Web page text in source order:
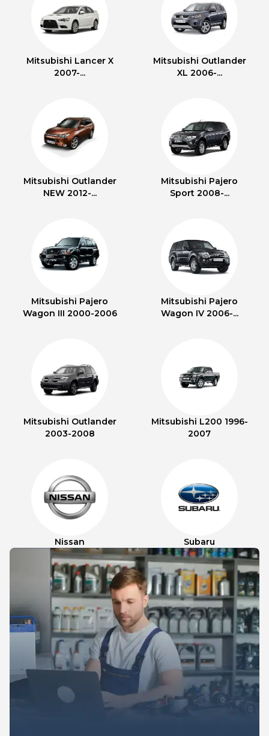
Mitsubishi Lancer X
2007-...
Mitsubishi Outlander
XL 2006-...
Mitsubishi Outlander
NEW 2012-...
Mitsubishi Pajero
Sport 2008-...
Mitsubishi Pajero
Wagon III 2000-2006
Mitsubishi Pajero
Wagon IV 2006-...
Mitsubishi Outlander
2003-2008
Mitsubishi L200 1996-
2007
Nissan Subaru